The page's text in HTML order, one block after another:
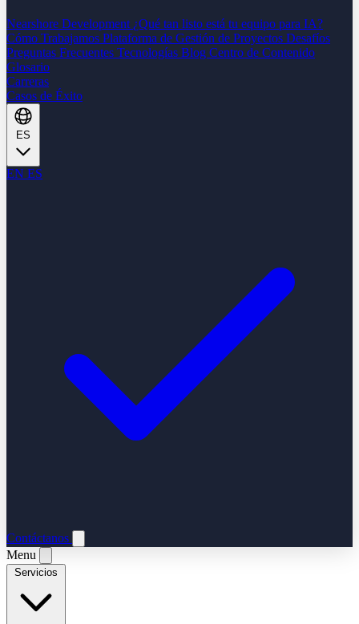
Nearshore Development ¿Qué tan listo está tu equipo para IA?
Cómo Trabajamos Plataforma de Gestión de Proyectos Desafíos
Preguntas Frecuentes Tecnologías Blog Centro de Contenido
Glosario
Carreras
Casos de Éxito
EN ES
Contáctanos
Menu